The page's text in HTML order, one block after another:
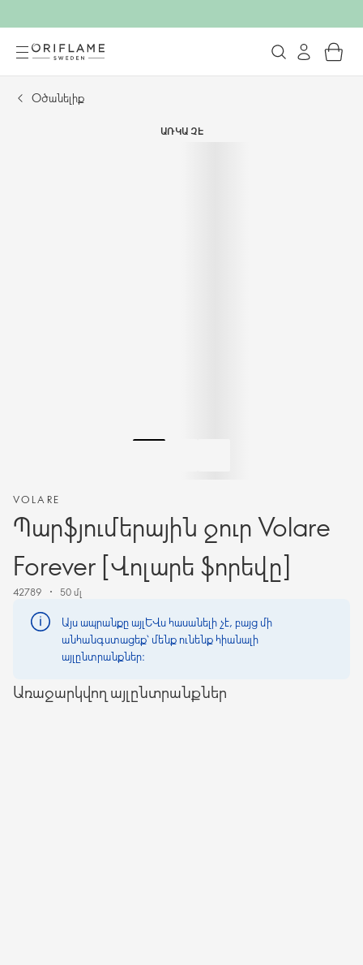
Օծանելիք
ԱՌԿԱ ՉԷ
VOLARE
Պարֆյումերային ջուր Volare
Forever [Վոլարե ֆորեվը]
42789 50 մլ
Այս ապրանքը այլևս հասանելի չէ, բայց մի
անհանգստացեք՝ մենք ունենք հիանալի
այլընտրանքներ։
Առաջարկվող այլընտրանքներ